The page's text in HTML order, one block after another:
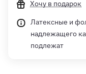
Хочу в подарок
Латексные и
надлежащего
подлежат